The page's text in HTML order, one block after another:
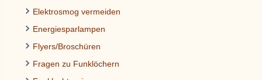
Elektrosmog vermeiden
Energiesparlampen
Flyers/Broschüren
Fragen zu Funklöchern